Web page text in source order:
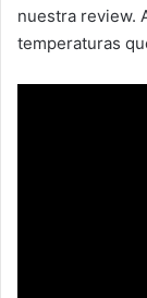
nuestra review.
temperaturas